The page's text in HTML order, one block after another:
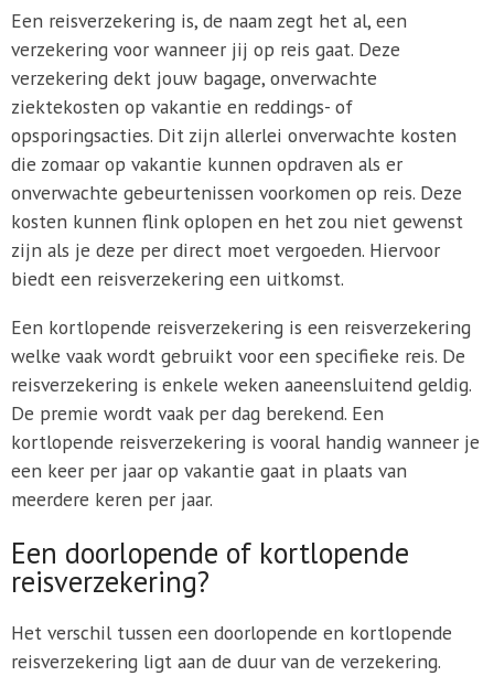
Een reisverzekering is, de naam zegt het al, een
verzekering voor wanneer jij op reis gaat. Deze
verzekering dekt jouw bagage, onverwachte
ziektekosten op vakantie en reddings- of
opsporingsacties. Dit zijn allerlei onverwachte kosten
die zomaar op vakantie kunnen opdraven als er
onverwachte gebeurtenissen voorkomen op reis. Deze
kosten kunnen flink oplopen en het zou niet gewenst
zijn als je deze per direct moet vergoeden. Hiervoor
biedt een reisverzekering een uitkomst.
Een kortlopende reisverzekering is een reisverzekering
welke vaak wordt gebruikt voor een specifieke reis. De
reisverzekering is enkele weken aaneensluitend geldig.
De premie wordt vaak per dag berekend. Een
kortlopende reisverzekering is vooral handig wanneer je
een keer per jaar op vakantie gaat in plaats van
meerdere keren per jaar.
Een doorlopende of kortlopende
reisverzekering?
Het verschil tussen een doorlopende en kortlopende
reisverzekering ligt aan de duur van de verzekering.